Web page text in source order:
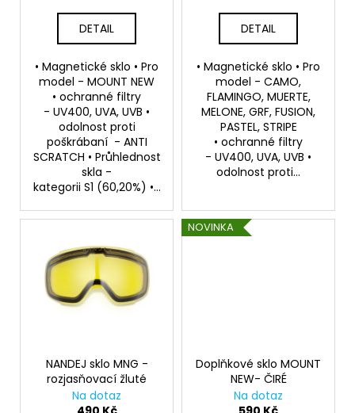
DETAIL
• Magnetické sklo • Pro
model - MOUNT NEW
• ochranné filtry
- UV400, UVA, UVB •
odolnost proti
poškrábaní - ANTI
SCRATCH • Průhlednost
skla -
kategorii S1 (60,20%) •...
DETAIL
• Magnetické sklo • Pro
model - CAMO,
FLAMINGO, MUERTE,
MELONE, GRF, FUSION,
PASTEL, STRIPE
• ochranné filtry
- UV400, UVA, UVB •
odolnost proti...
NANDEJ sklo MNG -
rozjasňovací žluté
Na dotaz
NOVINKA
Doplňkové sklo MOUNT
NEW- ČIRÉ
Na dotaz
HLEDAT